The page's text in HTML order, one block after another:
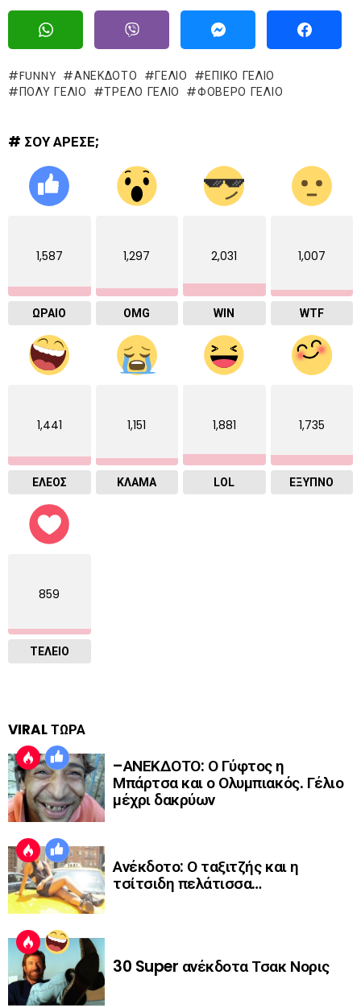
FUNNY ΑΝΕΚΔΟΤΟ ΓΈΛΙΟ
ΕΠΙΚΌ ΓΈΛΙΟ
ΠΟΛΥ ΓΕΛΙΟ
ΤΡΕΛΌ ΓΈΛΙΟ ΦΟΒΕΡΟ ΓΕΛΙΟ
# ΣΟΥ ΑΡΕΣΕ;
1,587
ΩΡΑΙΟ
1,297
OMG
2,031
WIN
1,007
WTF
1,441
ΕΛΕΟΣ
1,151
ΚΛΑΜΑ
1,881
LOL
1,735
ΈΞΥΠΝΟ
859
ΤΕΛΕΙΟ
VIRAL ΤΩΡΑ
–ΑΝΕΚΔΟΤΟ: Ο Γύφτος η
Μπάρτσα και ο Ολυμπιακός. Γέλιο
μέχρι δακρύων
Ανέκδοτο: Ο ταξιτζής και η
τσίτσιδη πελάτισσα…
30 Super ανέκδοτα Τσακ Νορις